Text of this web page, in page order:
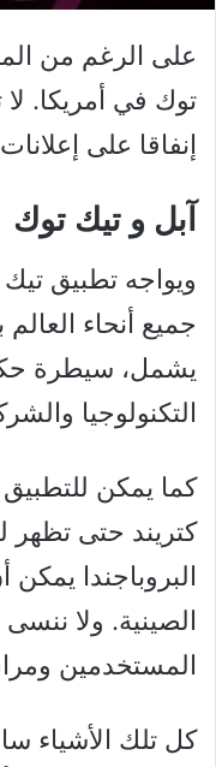
على الرغم من
توك في أمريكا.
إنفاقا على
آبل و تيك توك
ويواجه تطبيق
جميع أنحاء
يشمل، سيطرة
التكنولوجيا
كما يمكن
كتريند حتى
البروباجندا
الصينية. ولا
المستخدمين
كل تلك الأشياء